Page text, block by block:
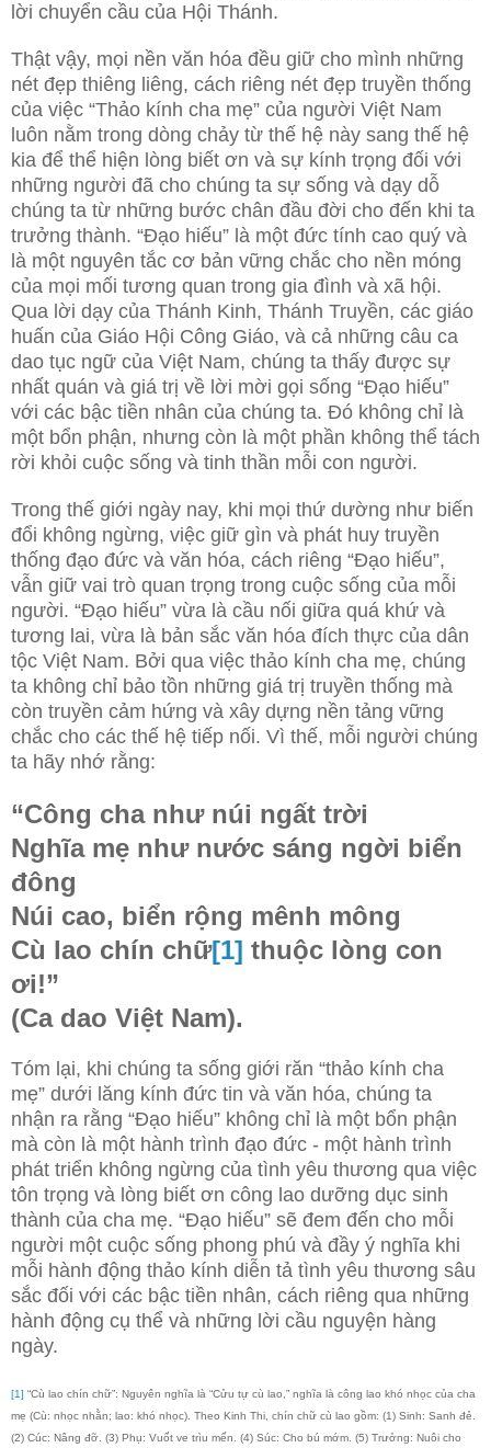
lời chuyển cầu của Hội Thánh.
Thật vậy, mọi nền văn hóa đều giữ cho mình những
nét đẹp thiêng liêng, cách riêng nét đẹp truyền thống
của việc “Thảo kính cha mẹ” của người Việt Nam
luôn nằm trong dòng chảy từ thế hệ này sang thế hệ
kia để thể hiện lòng biết ơn và sự kính trọng đối với
những người đã cho chúng ta sự sống và dạy dỗ
chúng ta từ những bước chân đầu đời cho đến khi ta
trưởng thành. “Đạo hiếu” là một đức tính cao quý và
là một nguyên tắc cơ bản vững chắc cho nền móng
của mọi mối tương quan trong gia đình và xã hội.
Qua lời dạy của Thánh Kinh, Thánh Truyền, các giáo
huấn của Giáo Hội Công Giáo, và cả những câu ca
dao tục ngữ của Việt Nam, chúng ta thấy được sự
nhất quán và giá trị về lời mời gọi sống “Đạo hiếu”
với các bậc tiền nhân của chúng ta. Đó không chỉ là
một bổn phận, nhưng còn là một phần không thể tách
rời khỏi cuộc sống và tinh thần mỗi con người.
Trong thế giới ngày nay, khi mọi thứ dường như biến
đổi không ngừng, việc giữ gìn và phát huy truyền
thống đạo đức và văn hóa, cách riêng “Đạo hiếu”,
vẫn giữ vai trò quan trọng trong cuộc sống của mỗi
người. “Đạo hiếu” vừa là cầu nối giữa quá khứ và
tương lai, vừa là bản sắc văn hóa đích thực của dân
tộc Việt Nam. Bởi qua việc thảo kính cha mẹ, chúng
ta không chỉ bảo tồn những giá trị truyền thống mà
còn truyền cảm hứng và xây dựng nền tảng vững
chắc cho các thế hệ tiếp nối. Vì thế, mỗi người chúng
ta hãy nhớ rằng:
“Công cha như núi ngất trời
Nghĩa mẹ như nước sáng ngời biển
đông
Núi cao, biển rộng mênh mông
Cù lao chín chữ[1] thuộc lòng con
ơi!”
(Ca dao Việt Nam).
Tóm lại, khi chúng ta sống giới răn “thảo kính cha
mẹ” dưới lăng kính đức tin và văn hóa, chúng ta
nhận ra rằng “Đạo hiếu” không chỉ là một bổn phận
mà còn là một hành trình đạo đức - một hành trình
phát triển không ngừng của tình yêu thương qua việc
tôn trọng và lòng biết ơn công lao dưỡng dục sinh
thành của cha mẹ. “Đạo hiếu” sẽ đem đến cho mỗi
người một cuộc sống phong phú và đầy ý nghĩa khi
mỗi hành động thảo kính diễn tả tình yêu thương sâu
sắc đối với các bậc tiền nhân, cách riêng qua những
hành động cụ thể và những lời cầu nguyện hàng
ngày.
[1] “Cù lao chín chữ”: Nguyên nghĩa là “Cửu tự cù lao,” nghĩa là công lao khó nhọc của cha
mẹ (Cù: nhọc nhằn; lao: khó nhọc). Theo Kinh Thi, chín chữ cù lao gồm: (1) Sinh: Sanh đẻ.
(2) Cúc: Nâng đỡ. (3) Phụ: Vuốt ve trìu mến. (4) Súc: Cho bú mớm. (5) Trưởng: Nuôi cho